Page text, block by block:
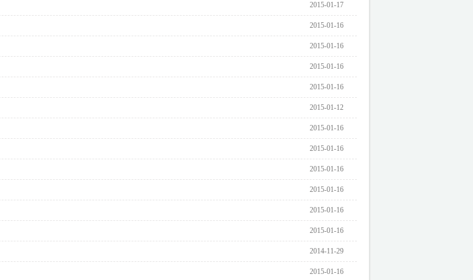
2015-01-17
2015-01-16
2015-01-16
2015-01-16
2015-01-16
2015-01-12
2015-01-16
2015-01-16
2015-01-16
2015-01-16
2015-01-16
2015-01-16
2014-11-29
2015-01-16